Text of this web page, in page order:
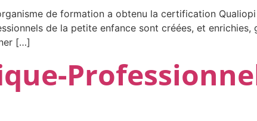
de formation a obtenu la certification
de la petite enfance sont créées, et
[…]